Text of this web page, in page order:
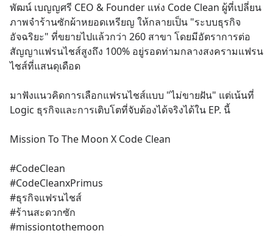
พัฒน์ เบญญศรี CEO & Founder แห่ง Code Clean ผู้ที่เปลี่ยน
ภาพจำร้านซักผ้าหยอดเหรียญ ให้กลายเป็น "ระบบธุรกิจ
อัจฉริยะ" ที่ขยายไปแล้วกว่า 260 สาขา โดยมีอัตราการต่อ
สัญญาแฟรนไชส์สูงถึง 100% อยู่รอดท่ามกลางสงครามแฟรน
ไชส์ที่แสนดุเดือด
มาฟังแนวคิดการเลือกแฟรนไชส์แบบ "ไม่ขายฝัน" แต่เน้นที่
Logic ธุรกิจและการเติบโตที่จับต้องได้จริงได้ใน EP. นี้
Mission To The Moon X Code Clean
#CodeClean
#CodeCleanxPrimus
#ธุรกิจแฟรนไชส์
#ร้านสะดวกซัก
#missiontothemoon